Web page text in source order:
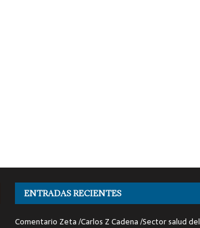
ENTRADAS RECIENTES
Comentario Zeta /Carlos Z Cadena /Sector salud del